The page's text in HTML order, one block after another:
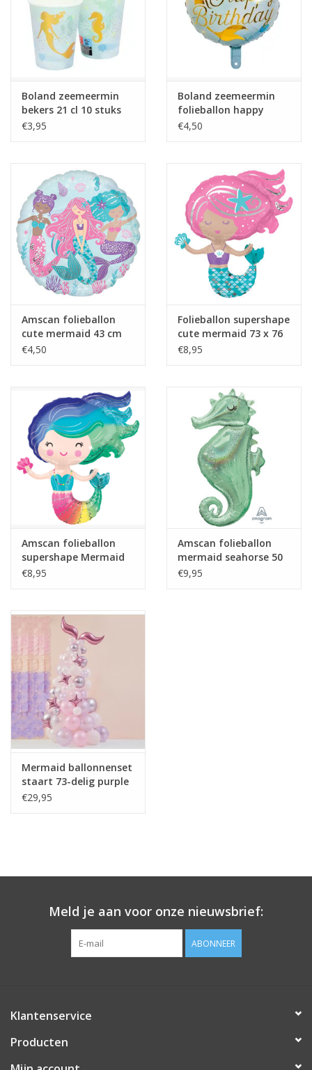
Boland zeemeermin
bekers 21 cl 10 stuks
€3,95
Boland zeemeermin
folieballon happy
birthday 45 cm
€4,50
Amscan folieballon
cute mermaid 43 cm
€4,50
Folieballon supershape
cute mermaid 73 x 76
cm
€8,95
Amscan folieballon
supershape Mermaid
73 x 76 cm
€8,95
Amscan folieballon
mermaid seahorse 50
x 96 cm
€9,95
Mermaid ballonnenset
staart 73-delig purple
pink
€29,95
Meld je aan voor onze nieuwsbrief:
ABONNEER
Klantenservice
Producten